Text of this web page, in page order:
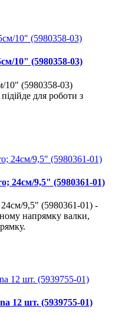
10" (5980358-03)
10" (5980358-03)
підійде для роботи з
24см/9,5" (5980361-01)
9,5" (5980361-01) -
напрямку валки,
12 шт. (5939755-01)